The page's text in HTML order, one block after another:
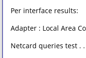
Per interface results:
Adapter : Local Area
Netcard queries test . .